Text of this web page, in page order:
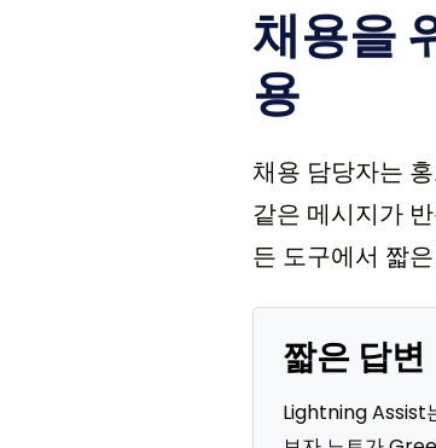
채용을
용
채용 담당자는
같은 메시지가
든 도구에서 짧
짧은 답변
Lightning Assist